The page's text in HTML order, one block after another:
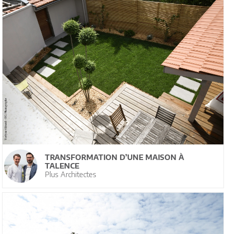
TRANSFORMATION D’UNE MAISON À
TALENCE
Plus Architectes